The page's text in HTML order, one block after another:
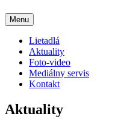
Menu
Lietadlá
Aktuality
Foto-video
Mediálny servis
Kontakt
Aktuality